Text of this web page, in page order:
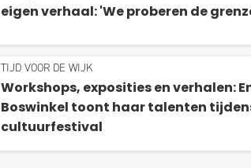
eigen verhaal: 'We proberen de
TIJD VOOR DE WIJK
Workshops, exposities en verhalen:
Boswinkel toont haar talenten
cultuurfestival